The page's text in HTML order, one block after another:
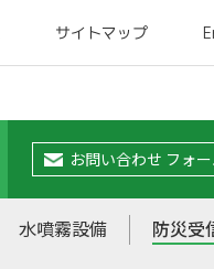
サイトマップ
お問い合わせ フォ
水噴霧設備 防災受